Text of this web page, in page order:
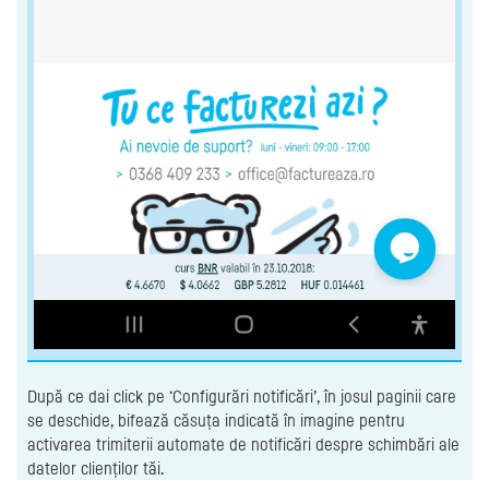
După ce dai click pe ‘Configurări notificări’, în josul paginii care
se deschide, bifează căsuța indicată în imagine pentru
activarea trimiterii automate de notificări despre schimbări ale
datelor clienților tăi.